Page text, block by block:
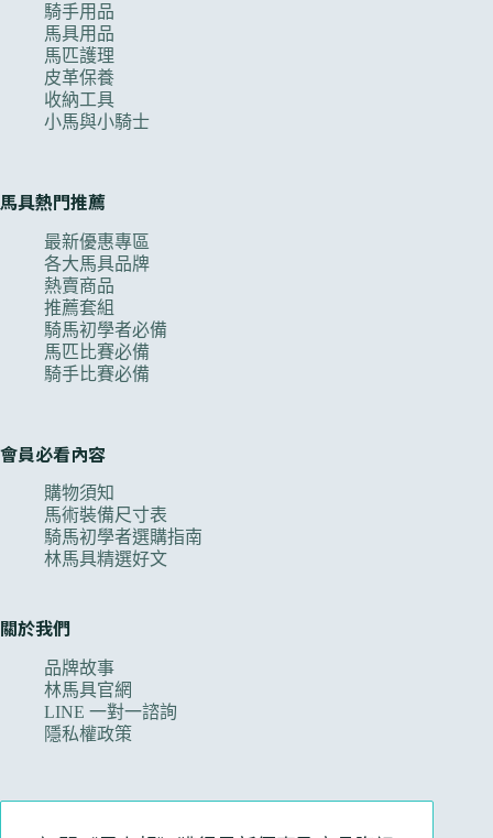
騎手用品
馬具用品
馬匹護理
皮革保養
收納工具
小馬與小騎士
馬具熱門推薦
最新優惠專區
各大馬具品牌
熱賣商品
推薦套組
騎馬初學者必備
馬匹比賽必備
騎手比賽必備
會員必看內容
購物須知
馬術裝備尺寸表
騎馬初學者選購指南
林馬具精選好文
關於我們
品牌故事
林馬具官網
LINE 一對一諮詢
隱私權政策